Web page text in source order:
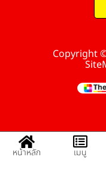
Copyright ©
หน้าหลัก เมนู